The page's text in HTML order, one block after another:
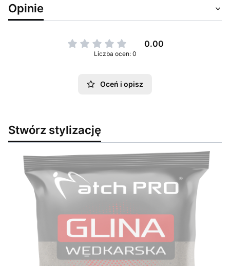
Opinie
0.00
Liczba ocen: 0
Oceń i opisz
Stwórz stylizację